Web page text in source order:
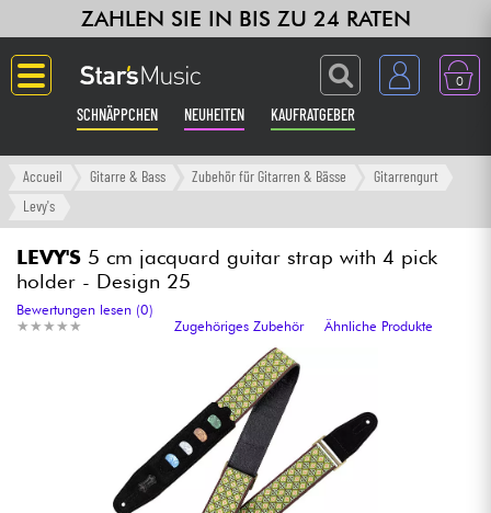
ZAHLEN SIE IN BIS ZU 24 RATEN
0
SCHNÄPPCHEN NEUHEITEN KAUFRATGEBER
Langue
Verstärker & Effekte
Klaviere & Piano
Accueil Gitarre & Bass Zubehör für Gitarren & Bässe
Gitarrengurt
Levy's
LEVY'S 5 cm jacquard guitar strap with 4 pick
holder - Design 25
★ ★ ★ ★ ★
★ ★ ★ ★ ★
Bewertungen lesen (0)
Zugehöriges Zubehör
Ähnliche Produkte